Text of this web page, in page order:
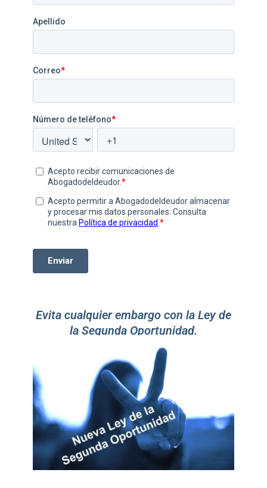
Evita cualquier embargo con la Ley de
la Segunda Oportunidad.